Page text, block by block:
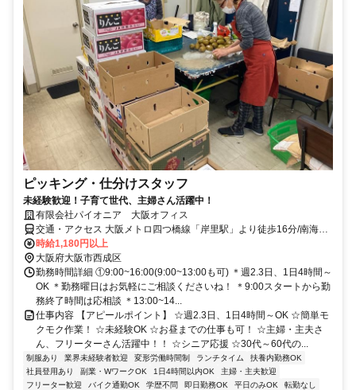
ピッキング・仕分けスタッフ
未経験歓迎！子育て世代、主婦さん活躍中！
有限会社パイオニア 大阪オフィス
交通・アクセス 大阪メトロ四つ橋線「岸里駅」より徒歩16分/南海線
「天下茶屋駅」より徒歩21分
時給1,180円以上
大阪府大阪市西成区
勤務時間詳細 ①9:00~16:00(9:00~13:00も可) ＊週2.3日、1日4時間～
OK ＊勤務曜日はお気軽にご相談くださいね！ ＊9:00スタートから勤
務終了時間は応相談 ＊13:00~14...
仕事内容 【アピールポイント】 ☆週2.3日、1日4時間～OK ☆簡単モ
クモク作業！ ☆未経験OK ☆お昼までの仕事も可！ ☆主婦・主夫さ
ん、フリーターさん活躍中！！ ☆シニア応援 ☆30代～60代の...
制服あり 業界未経験者歓迎 変形労働時間制 ランチタイム
扶養内勤務OK
社員登用あり
副業・WワークOK 1日4時間以内OK
主婦・主夫歓迎
フリーター歓迎
バイク通勤OK 学歴不問 即日勤務OK 平日のみOK
転勤なし